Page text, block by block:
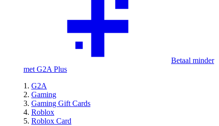
Betaal minder
met G2A Plus
G2A
Gaming
Gaming Gift Cards
Roblox
Roblox Card